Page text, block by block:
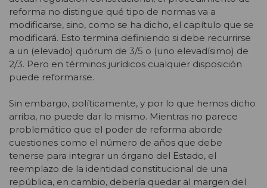
reforma no distingue qué tipo de normas va a
modificarse, sino, como se ha dicho, el capítulo que se
modificará. Esto termina definiendo si debe recurrirse
a un (elevado) quórum de 3/5 o (uno elevadísimo) de
2/3. Pero en términos jurídicos cualquier disposición
puede reformarse.
Sin embargo, políticamente, y por lo que hemos dicho
arriba, no puede dar lo mismo. Mientras no parece
problemático que el poder de reforma aborde
cuestiones como el número de años que debe
tenerse para integrar un órgano del Estado, el
reemplazo de la identidad constitucional de una
república, en cambio, debería quedar al margen del